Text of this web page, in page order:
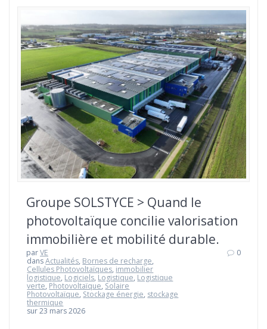
Groupe SOLSTYCE > Quand le
photovoltaïque concilie valorisation
immobilière et mobilité durable.
parVE
dansActualités, Bornes de recharge,
Cellules Photovoltaïques, immobilier
logistique, Logiciels, Logistique, Logistique
verte, Photovoltaïque, Solaire
Photovoltaïque, Stockage énergie, stockage
thermique
sur 23 mars 2026
0